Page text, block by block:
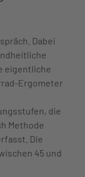
Dabei
eigentliche
Ergometer
die
Methode
Die
45 und